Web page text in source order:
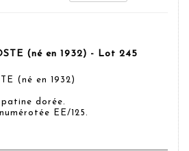
(né en 1932) - Lot 245
(né en 1932)
dorée.
EE/125.